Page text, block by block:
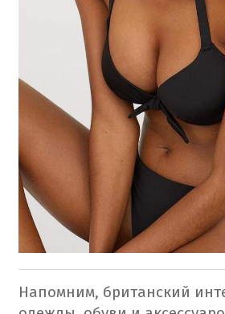
Напомним, британский